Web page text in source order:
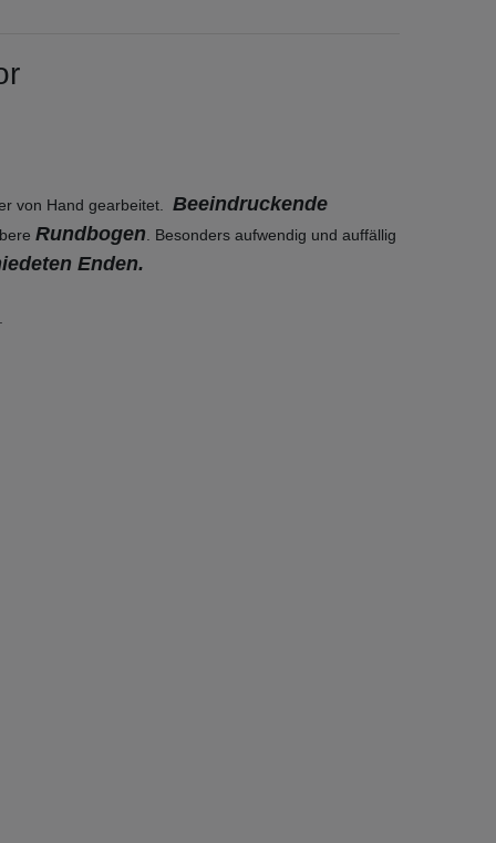
von Hand gearbeitet. Beeindruckende
Rundbogen . Besonders aufwendig und auffällig
Enden.